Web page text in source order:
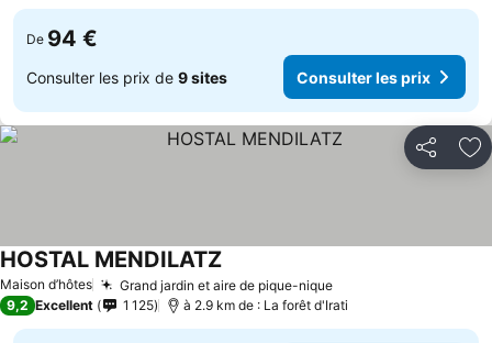
De 94 €
Consulter les prix de 9 sites Consulter les prix
Partager
Maison d’hôtes Grand jardin et aire de pique-nique
HOSTAL MENDILATZ
9,2 Excellent 1 125 à 2.9 km de : La forêt d'Irati